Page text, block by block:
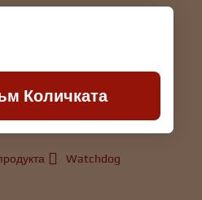
Количката
Watchdog